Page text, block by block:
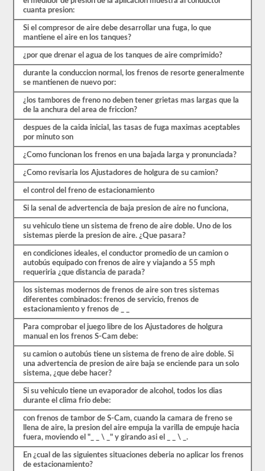
más.
Hay
un
total
preguntas
frenos
aire,
debe
obtener
un
80%
(20
25)
para
examen.
preguntas
basan
manual
conductor
2026
Kentucky
CDL.
El
examen
frenos
diferente
cuanta presion:
Si el compresor de aire debe desarrollar una fuga, lo que
mantiene el aire en los tanques?
¿por que drenar el agua de los tanques de aire comprimido?
durante la conduccion normal, los frenos de resorte generalmente
se mantienen de nuevo por:
¿los tambores de freno no deben tener grietas mas largas que la
de la anchura del area de friccion?
despues de la caida inicial, las tasas de fuga maximas aceptables
por minuto son
¿Como funcionan los frenos en una bajada larga y pronunciada?
¿Como revisaria los Ajustadores de holgura de su camion?
el control del freno de estacionamiento
Si la senal de advertencia de baja presion de aire no funciona,
su vehiculo tiene un sistema de freno de aire doble. Uno de los
sistemas pierde la presion de aire. ¿Que pasara?
en condiciones ideales, el conductor promedio de un camion o
autobús equipado con frenos de aire y viajando a 55 mph
requeriria ¿que distancia de parada?
los sistemas modernos de frenos de aire son tres sistemas
diferentes combinados: frenos de servicio, frenos de
estacionamiento y frenos de _ _
Para comprobar el juego libre de los Ajustadores de holgura
manual en los frenos S-Cam debe:
su camion o autobús tiene un sistema de freno de aire doble. Si
una advertencia de presion de aire baja se enciende para un solo
sistema, ¿que debe hacer?
Si su vehiculo tiene un evaporador de alcohol, todos los dias
durante el clima frio debe:
con frenos de tambor de S-Cam, cuando la camara de freno se
llena de aire, la presion del aire empuja la varilla de empuje hacia
fuera, moviendo el "_ _ \ _" y girando asi el _ _ \ _.
En ¿cual de las siguientes situaciones deberia no aplicar los frenos
de estacionamiento?